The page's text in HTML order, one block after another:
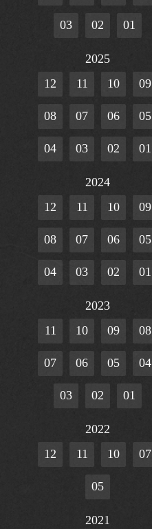
03 02 01
2025
12
11 10 09
08 07 06 05
04 03 02 01
2024
12
11 10 09
08 07 06 05
04 03 02 01
2023
11
10 09 08
07 06 05 04
03 02 01
2022
12
11 10 07
05
2021